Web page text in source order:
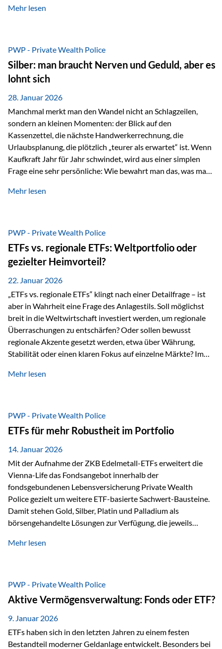
starken Anstiegen. Diese verändern jedoch nicht die
von geopolitischen Spannungen, einer stark ausgeweiteten
Geldmenge sowie strukturellen Verschiebungen an den
Kapitalmärkten geprägt ist, bleibt Gold ein bewährter Anker.
Nicht, weil…
Mehr lesen
PWP - Private Wealth Police
Silber: man braucht Nerven und Geduld, aber es
lohnt sich
28. Januar 2026
Manchmal merkt man den Wandel nicht an Schlagzeilen,
sondern an kleinen Momenten: der Blick auf den
Kassenzettel, die nächste Handwerkerrechnung, die
Urlaubsplanung, die plötzlich „teurer als erwartet“ ist. Wenn
Kaufkraft Jahr für Jahr schwindet, wird aus einer simplen
Frage eine sehr persönliche: Wie bewahrt man das, was man
Sachwerten mit einer Investition in Sachwerte zu
gerade dann, wenn Märkte nervös werden,…
Mehr lesen
PWP - Private Wealth Police
ETFs vs. regionale ETFs: Weltportfolio oder
gezielter Heimvorteil?
22. Januar 2026
„ETFs vs. regionale ETFs“ klingt nach einer Detailfrage – ist
aber in Wahrheit eine Frage des Anlagestils. Soll möglichst
breit in die Weltwirtschaft investiert werden, um regionale
Überraschungen zu entschärfen? Oder sollen bewusst
regionale Akzente gesetzt werden, etwa über Währung,
Stabilität oder einen klaren Fokus auf einzelne Märkte? Im
Wealth Police der Vienna-Life lassen sich beide Ansätze
Risikostreuung, Inflationsrobustheit und Stabilisierung. 1)
Die Philosophiefrage: breit oder bewusst? Global investieren
bedeutet: Das Portfolio bildet die Weltmärkte möglichst
breit ab, ohne die…
Mehr lesen
PWP - Private Wealth Police
ETFs für mehr Robustheit im Portfolio
14. Januar 2026
Mit der Aufnahme der ZKB Edelmetall-ETFs erweitert die
Vienna-Life das Fondsangebot innerhalb der
fondsgebundenen Lebensversicherung Private Wealth
Police gezielt um weitere ETF-basierte Sachwert-Bausteine.
Damit stehen Gold, Silber, Platin und Palladium als
börsengehandelte Lösungen zur Verfügung, die jeweils
dabei nicht auf einzelnen Marktmeinungen, sondern auf
Inflationsrobustheit und Stabilisierung – eingebettet in eine
liechtensteinische Versicherungsstruktur. Die
Sicherheitsarchitektur: Liechtenstein als Strukturprinzip Die
Private Wealth Police positioniert sich mit einer dreistufigen
Sicherheitsarchitektur, die auf mehreren Ebenen ansetzt:
Stufe 1: Versicherer-Ebene • Versicherung mit…
Mehr lesen
PWP - Private Wealth Police
Aktive Vermögensverwaltung: Fonds oder ETF?
9. Januar 2026
ETFs haben sich in den letzten Jahren zu einem festen
Bestandteil moderner Geldanlage entwickelt. Besonders bei